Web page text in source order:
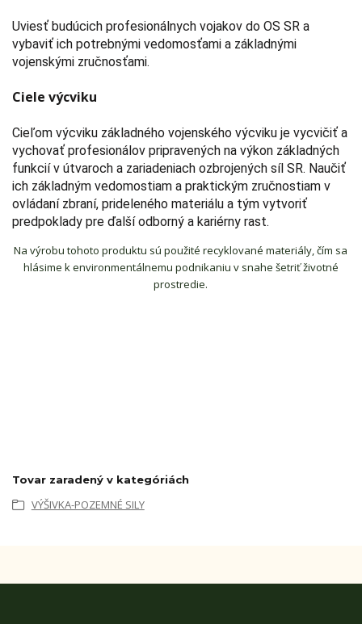
Uviesť budúcich profesionálnych vojakov do OS SR a
vybaviť ich potrebnými vedomosťami a základnými
vojenskými zručnosťami.
Ciele výcviku
Cieľom výcviku základného vojenského výcviku je vycvičiť a
vychovať profesionálov pripravených na výkon základných
funkcií v útvaroch a zariadeniach ozbrojených síl SR. Naučiť
ich základným vedomostiam a praktickým zručnostiam v
ovládaní zbraní, prideleného materiálu a tým vytvoriť
predpoklady pre ďalší odborný a kariérny rast.
Na výrobu tohoto produktu sú použité recyklované materiály, čím sa
hlásime k environmentálnemu podnikaniu v snahe šetriť životné
prostredie.
Tovar zaradený v kategóriách
VÝŠIVKA-POZEMNÉ SILY